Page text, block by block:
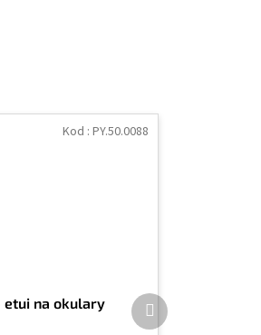
etui na okulary
Kod : PY.50.0088
Produkt
następny